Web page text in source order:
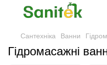
Сантехніка Ванни
Гідромасажні